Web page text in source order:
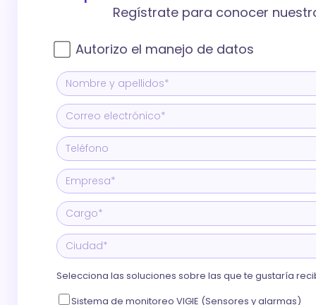
Regístrate para conocer
Autorizo el manejo de datos
Selecciona las soluciones sobre las que te gustaría
Sistema de monitoreo VIGIE (Sensores y alarmas)